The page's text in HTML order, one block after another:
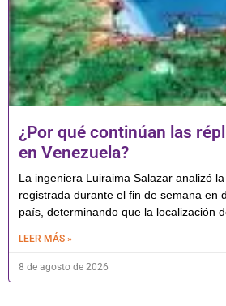
¿Por qué continúan las
en Venezuela?
La ingeniera Luiraima Salazar analizó
registrada durante el fin de semana en
país, determinando que la localización
LEER MÁS »
8 de agosto de 2026